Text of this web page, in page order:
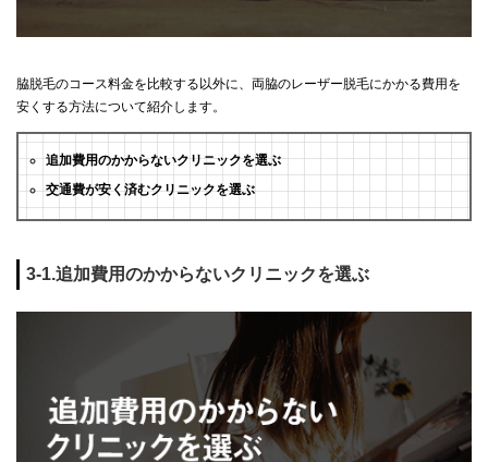
脇脱毛のコース料金を比較する以外に、両脇のレーザー脱毛にかかる費用を
安くする方法について紹介します。
追加費用のかからないクリニックを選ぶ
交通費が安く済むクリニックを選ぶ
3-1.追加費用のかからないクリニックを選ぶ